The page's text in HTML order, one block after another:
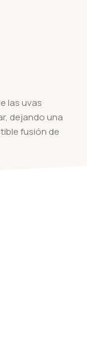
las uvas
dejando una
fusión de